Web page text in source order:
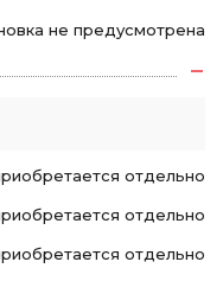
не предусмотрена
отдельно
отдельно
отдельно